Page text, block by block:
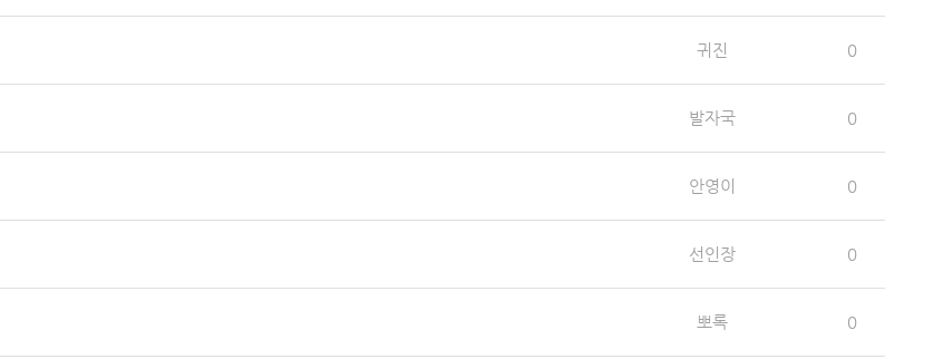
귀진 0
발자국 0
안영이 0
선인장 0
뽀록 0